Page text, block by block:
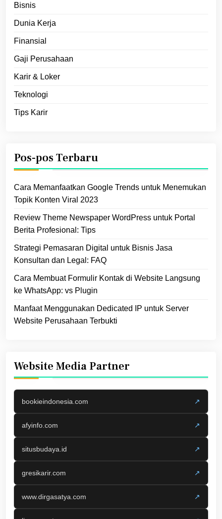
Bisnis
Dunia Kerja
Finansial
Gaji Perusahaan
Karir & Loker
Teknologi
Tips Karir
Pos-pos Terbaru
Cara Memanfaatkan Google Trends untuk Menemukan
Topik Konten Viral 2023
Review Theme Newspaper WordPress untuk Portal
Berita Profesional: Tips
Strategi Pemasaran Digital untuk Bisnis Jasa
Konsultan dan Legal: FAQ
Cara Membuat Formulir Kontak di Website Langsung
ke WhatsApp: vs Plugin
Manfaat Menggunakan Dedicated IP untuk Server
Website Perusahaan Terbukti
Website Media Partner
bookieindonesia.com ↗
afyinfo.com ↗
situsbudaya.id ↗
gresikarir.com ↗
www.dirgasatya.com ↗